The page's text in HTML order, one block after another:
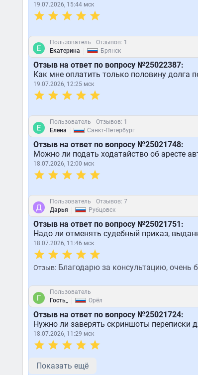
19.07.2026, 15:44 мск
Пользователь
Отзывов: 1
Екатерина
Брянск
Отзыв на ответ по вопросу №25022387:
Как мне оплатить только половину долга
19.07.2026, 12:25 мск
Пользователь
Отзывов: 1
Елена
Санкт-Петербург
Отзыв на ответ по вопросу №25021748:
Можно ли подать ходатайство об аресте
18.07.2026, 12:00 мск
Пользователь
Отзывов: 7
Дарья
Рубцовск
Отзыв на ответ по вопросу №25021751:
Надо ли отменять судебный приказ,
18.07.2026, 11:46 мск
Отзыв:Благодарю за консультацию, очень
Пользователь
Гость_
Орёл
Отзыв на ответ по вопросу №25021724:
Нужно ли заверять скриншоты переписки
18.07.2026, 11:29 мск
Показать ещё